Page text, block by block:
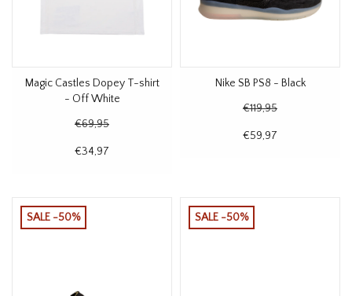
Magic Castles Dopey T-shirt
- Off White
€69,95
€34,97
Nike SB PS8 - Black
€119,95
€59,97
SALE -50% SALE -50%